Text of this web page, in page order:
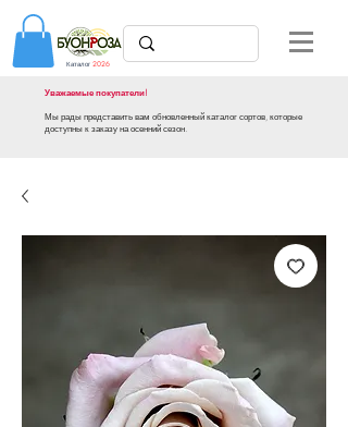
Уважаемые покупатели!
Мы рады представить вам обновленный каталог сортов, которые
доступны к заказу на осенний сезон.
Каталог 2026